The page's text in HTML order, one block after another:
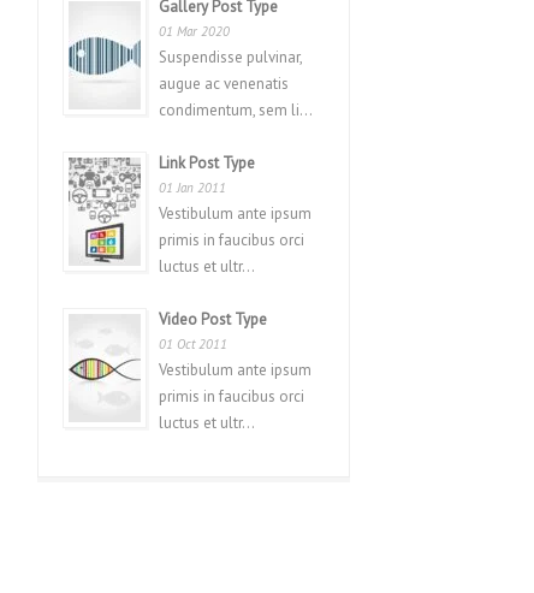
Gallery Post Type
01 Mar 2020
Suspendisse pulvinar,
augue ac venenatis
condimentum, sem li...
Link Post Type
01 Jan 2011
Vestibulum ante ipsum
primis in faucibus orci
luctus et ultr...
Video Post Type
01 Oct 2011
Vestibulum ante ipsum
primis in faucibus orci
luctus et ultr...